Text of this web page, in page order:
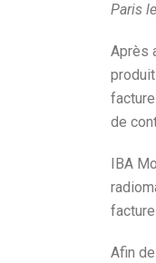
Paris
Après
de
IBA
Afin